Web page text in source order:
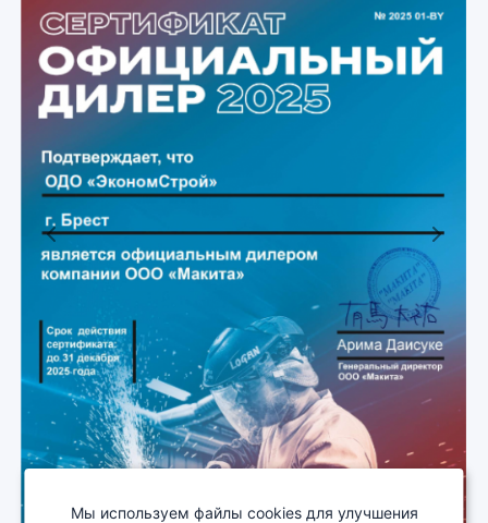
Previous Next
Мы используем файлы cookies для улучшения